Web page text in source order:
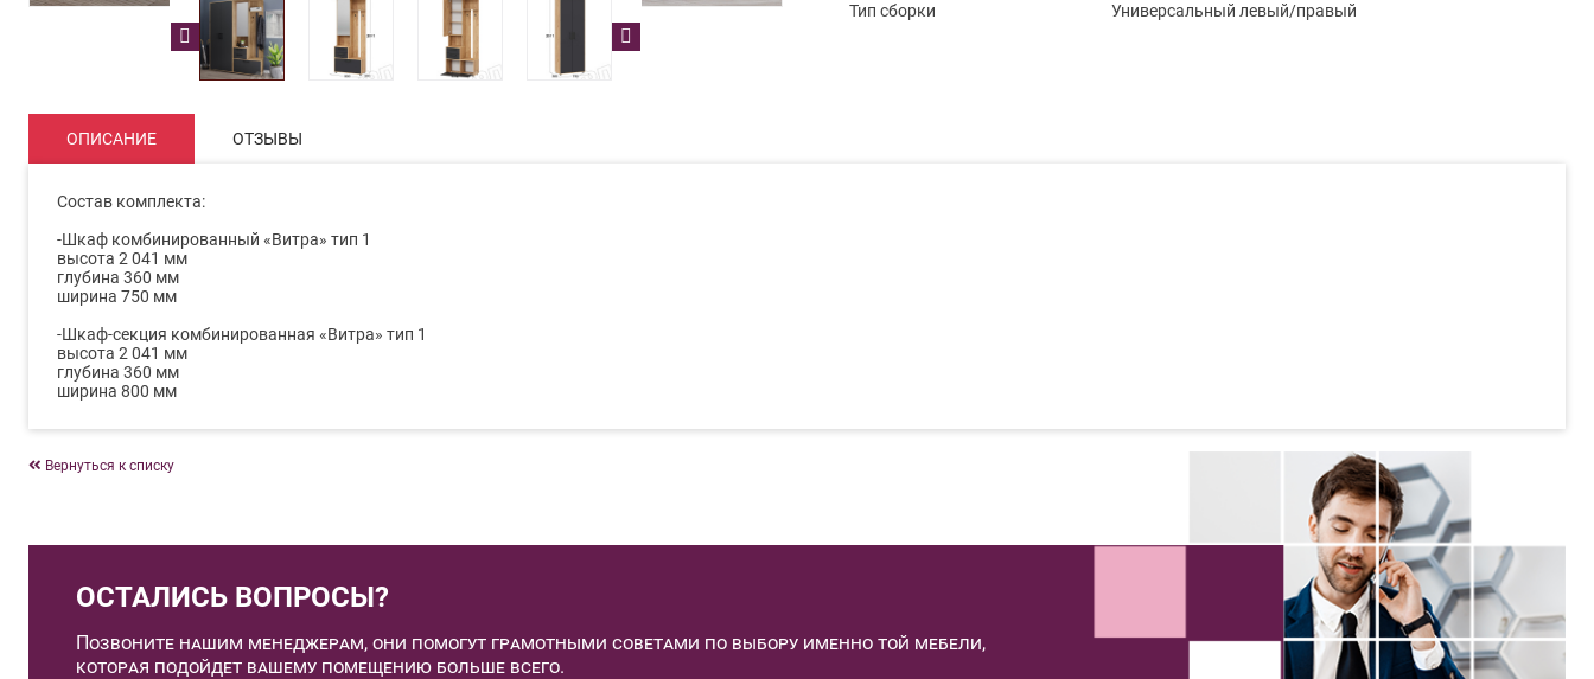
Тип сборки Универсальный левый/правый
ОПИСАНИЕ ОТЗЫВЫ
Состав комплекта:
-Шкаф комбинированный «Витра» тип 1
высота 2 041 мм
глубина 360 мм
ширина 750 мм
-Шкаф-секция комбинированная «Витра» тип 1
высота 2 041 мм
глубина 360 мм
ширина 800 мм
Вернуться к списку
ОСТАЛИСЬ ВОПРОСЫ?
Позвоните нашим менеджерам, они помогут грамотными советами по выбору именно той мебели,
которая подойдет вашему помещению больше всего.